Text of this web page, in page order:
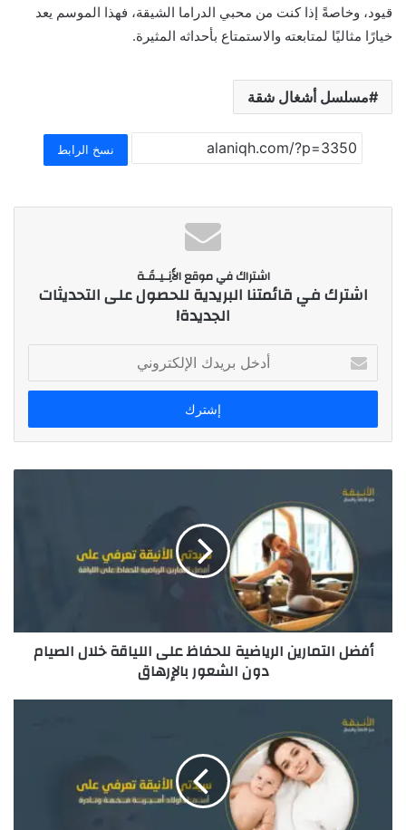
قيود، وخاصةً إذا كنت من محبي الدراما الشيقة، فهذا الموسم يعد
خيارًا مثاليًا لمتابعته والاستمتاع بأحداثه المثيرة.
مسلسل أشغال شقة
نسخ الرابط
اشتراك في موقع الأَنِـيـقَـة
اشترك في قائمتنا البريدية للحصول على التحديثات
الجديدة!
خ
ب
ي
د
ك
وأفضل التمارين الرياضية للحفاظ على اللياقة خلال الصيام
دون الشعور بالإرهاق